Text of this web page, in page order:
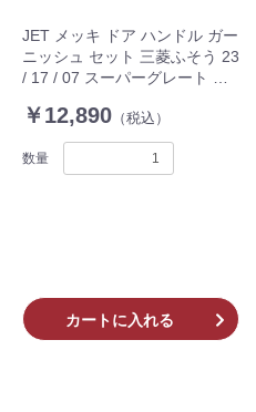
JET メッキ ドア ハンドル ガー
ニッシュ セット 三菱ふそう 23
/ 17 / 07 スーパーグレート ト
￥12,890 （税込）
数量
カートに入れる